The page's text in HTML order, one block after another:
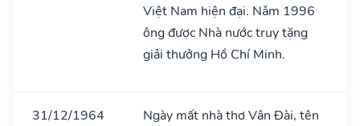
Việt Nam hiện đại. Nǎm 1996
ông được Nhà nước truy tặng
giải thưởng Hồ Chí Minh.
31/12/1964
Ngày mất nhà thơ Vân Đài, tên